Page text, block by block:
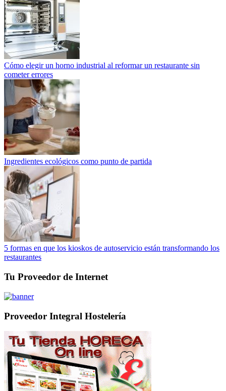
Cómo elegir un horno industrial al reformar un restaurante sin
cometer errores
Ingredientes ecológicos como punto de partida
5 formas en que los kioskos de autoservicio están transformando los
restaurantes
Tu Proveedor de Internet
Proveedor Integral Hostelería